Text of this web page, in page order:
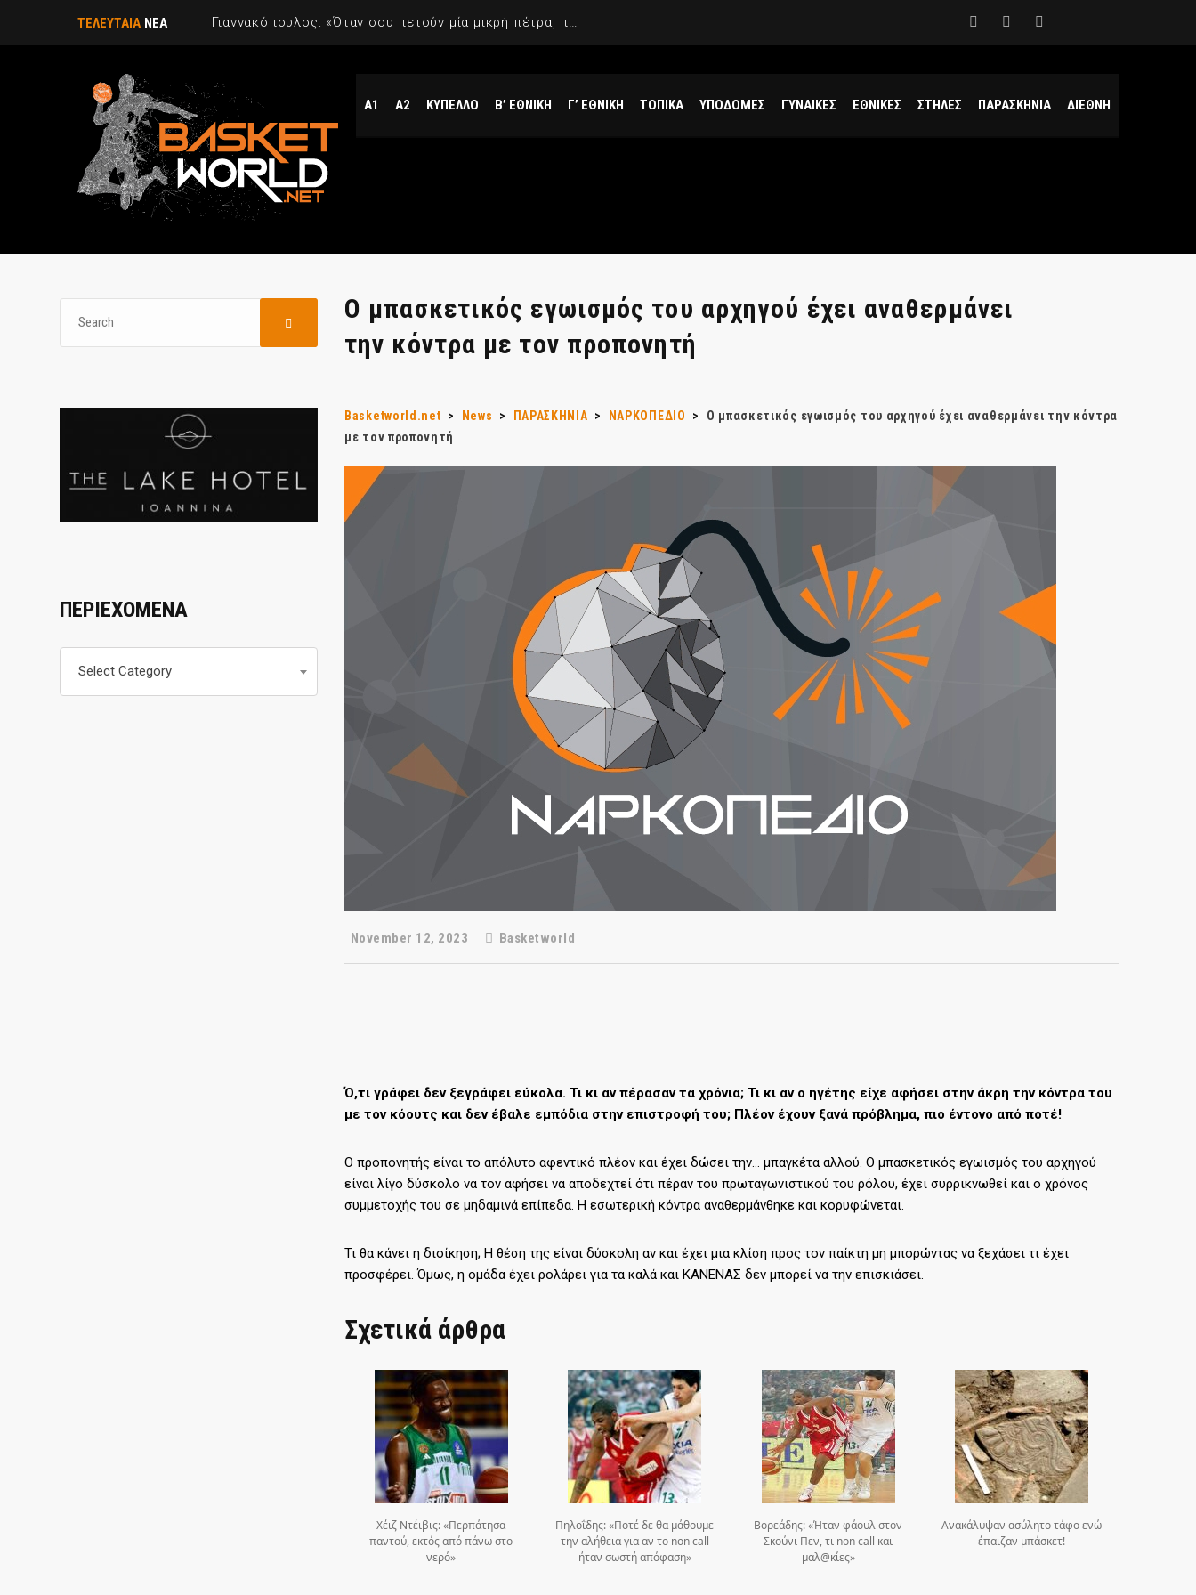
ΤΕΛΕΥΤΑΙΑ ΝΕΑ Γιαννακόπουλος: «Όταν σου πετούν μία μικρή πέτρα, παίρνεις έναν μεγάλο βράχο και τους καταστρέφεις»
Α1 Α2 ΚΥΠΕΛΛΟ Β’ ΕΘΝΙΚΗ Γ’ ΕΘΝΙΚΗ ΤΟΠΙΚΑ ΥΠΟΔΟΜΕΣ ΓΥΝΑΙΚΕΣ ΕΘΝΙΚΕΣ ΣΤΗΛΕΣ ΠΑΡΑΣΚΗΝΙΑ ΔΙΕΘΝΗ
Ο μπασκετικός εγωισμός του αρχηγού έχει αναθερμάνει
την κόντρα με τον προπονητή
Basketworld.net > News > ΠΑΡΑΣΚΗΝΙΑ > ΝΑΡΚΟΠΕΔΙΟ >
Ο μπασκετικός εγωισμός του αρχηγού έχει αναθερμάνει την κόντρα
με τον προπονητή
November 12, 2023 Basketworld
Ό,τι γράφει δεν ξεγράφει εύκολα. Τι κι αν πέρασαν τα χρόνια; Τι κι αν ο ηγέτης είχε αφήσει στην άκρη την κόντρα του
με τον κόουτς και δεν έβαλε εμπόδια στην επιστροφή του; Πλέον έχουν ξανά πρόβλημα, πιο έντονο από ποτέ!
Ο προπονητής είναι το απόλυτο αφεντικό πλέον και έχει δώσει την… μπαγκέτα αλλού. Ο μπασκετικός εγωισμός του αρχηγού
είναι λίγο δύσκολο να τον αφήσει να αποδεχτεί ότι πέραν του πρωταγωνιστικού του ρόλου, έχει συρρικνωθεί και ο χρόνος
συμμετοχής του σε μηδαμινά επίπεδα. Η εσωτερική κόντρα αναθερμάνθηκε και κορυφώνεται.
Τι θα κάνει η διοίκηση; Η θέση της είναι δύσκολη αν και έχει μια κλίση προς τον παίκτη μη μπορώντας να ξεχάσει τι έχει
προσφέρει. Όμως, η ομάδα έχει ρολάρει για τα καλά και ΚΑΝΕΝΑΣ δεν μπορεί να την επισκιάσει.
Σχετικά άρθρα
Χέιζ-Ντέιβις: «Περπάτησα
παντού, εκτός από πάνω στο
νερό»
Πηλοΐδης: «Ποτέ δε θα μάθουμε
την αλήθεια για αν το non call
ήταν σωστή απόφαση»
Βορεάδης: «Ήταν φάουλ στον
Σκούνι Πεν, τι non call και
μαλ@κίες»
Ανακάλυψαν ασύλητο τάφο ενώ
έπαιζαν μπάσκετ!
ΠΕΡΙΕΧΟΜΕΝΑ
Select Category